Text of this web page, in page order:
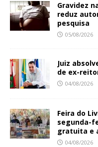
Gravidez
reduz
pesquisa
05/08/2026
Juiz
de ex-
04/08/2026
Feira do
segunda-
gratuita e
04/08/2026